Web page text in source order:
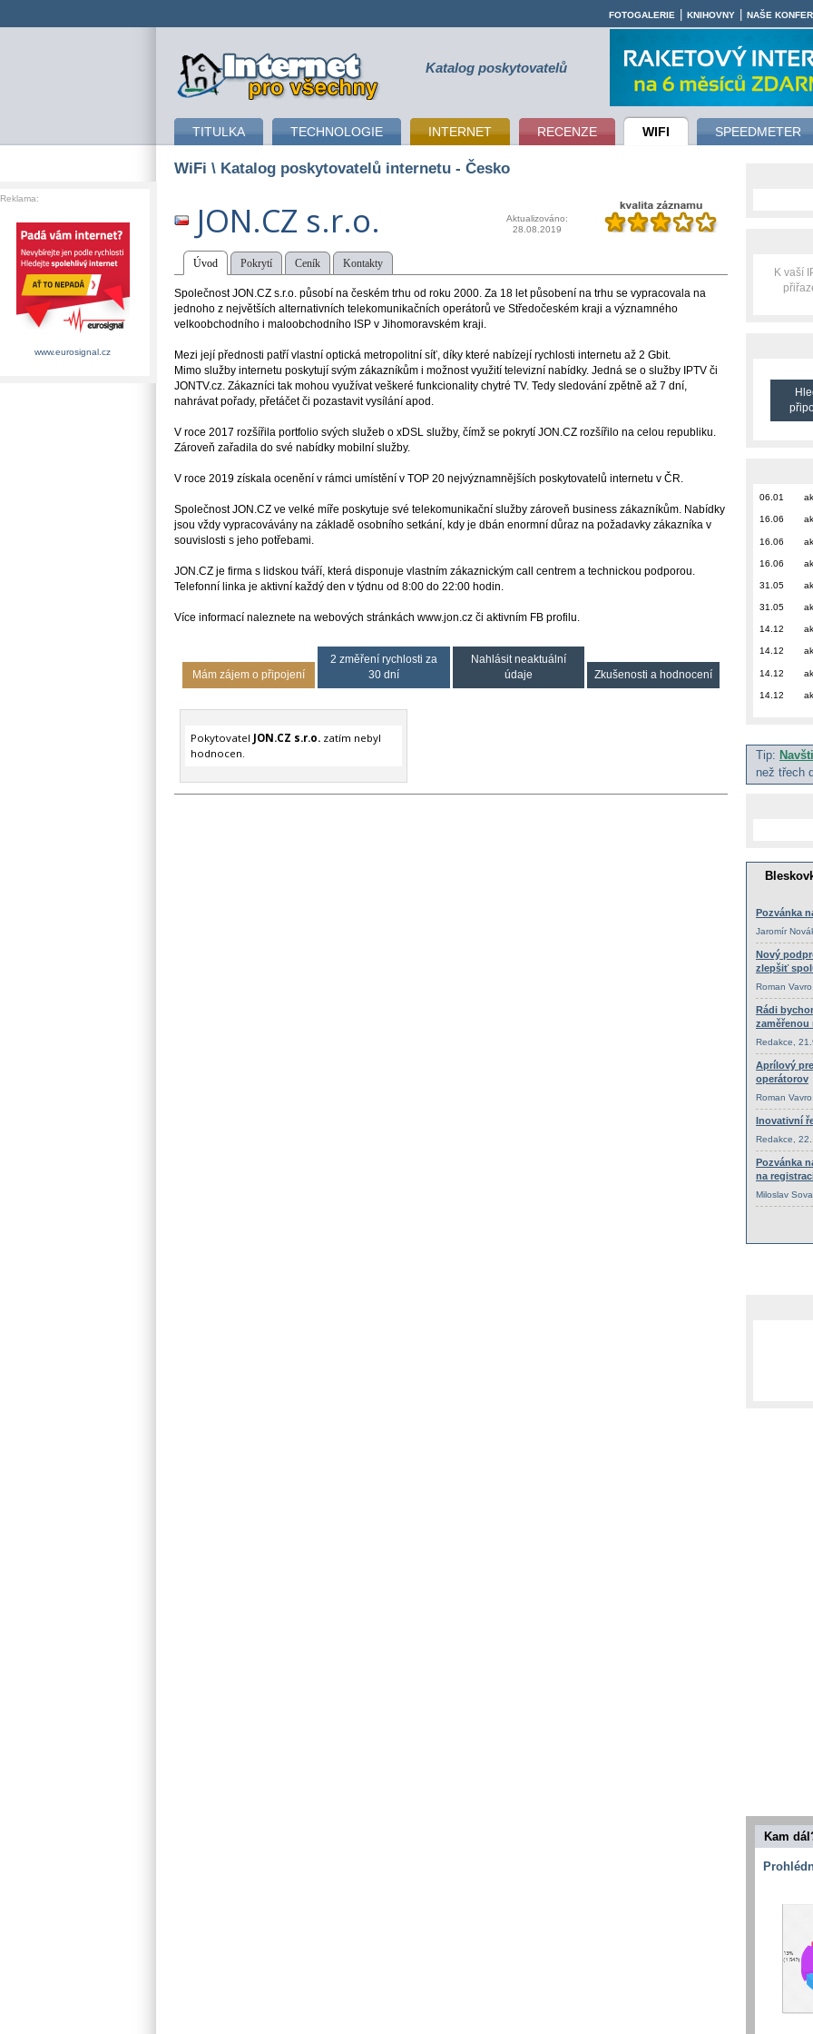
připojení k internetu Katalog poskytovatelů
TITULKA TECHNOLOGIE INTERNET RECENZE WIFI SPEEDMETER
FOTOGALERIE KNIHOVNY NAŠE
WiFi \ Katalog poskytovatelů internetu - Česko
JON.CZ s.r.o.
Aktualizováno:
28.08.2019
Úvod Pokrytí Ceník Kontakty
Společnost JON.CZ s.r.o. působí na českém trhu od roku 2000. Za 18 let působení na trhu se vypracovala na
jednoho z největších alternativních telekomunikačních operátorů ve Středočeském kraji a významného
velkoobchodního i maloobchodního ISP v Jihomoravském kraji.
Mezi její přednosti patří vlastní optická metropolitní síť, díky které nabízejí rychlosti internetu až 2 Gbit.
Mimo služby internetu poskytují svým zákazníkům i možnost využití televizní nabídky. Jedná se o služby IPTV či
JONTV.cz. Zákazníci tak mohou využívat veškeré funkcionality chytré TV. Tedy sledování zpětně až 7 dní,
nahrávat pořady, přetáčet či pozastavit vysílání apod.
V roce 2017 rozšířila portfolio svých služeb o xDSL služby, čímž se pokrytí JON.CZ rozšířilo na celou republiku.
Zároveň zařadila do své nabídky mobilní služby.
V roce 2019 získala ocenění v rámci umístění v TOP 20 nejvýznamnějších poskytovatelů internetu v ČR.
Společnost JON.CZ ve velké míře poskytuje své telekomunikační služby zároveň business zákazníkům. Nabídky
jsou vždy vypracovávány na základě osobního setkání, kdy je dbán enormní důraz na požadavky zákazníka v
souvislosti s jeho potřebami.
JON.CZ je firma s lidskou tváří, která disponuje vlastním zákaznickým call centrem a technickou podporou.
Telefonní linka je aktivní každý den v týdnu od 8:00 do 22:00 hodin.
Více informací naleznete na webových stránkách www.jon.cz či aktivním FB profilu.
Mám zájem o připojení
2 změření rychlosti za
30 dní
Nahlásit neaktuální
údaje
Zkušenosti a hodnocení
Pokytovatel JON.CZ s.r.o.zatím nebyl
hodnocen.
K vaší
06.01
16.06
16.06
16.06
31.05
31.05
14.12
14.12
14.12
14.12
Tip:
než třech
Kam
Reklama:
www.eurosignal.cz